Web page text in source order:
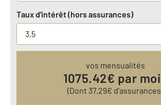
Taux d'intérêt (hors assurances)
vos mensualités
1075.42€ par
(Dont 37.29€